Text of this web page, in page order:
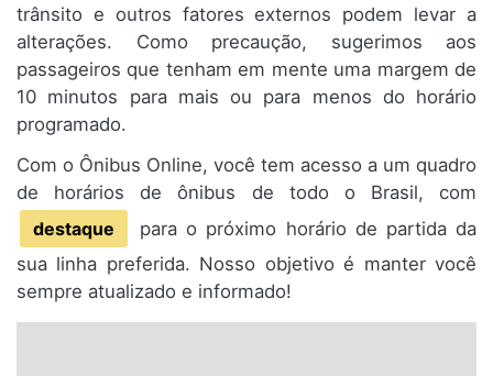
trânsito e outros fatores externos podem levar a
alterações. Como precaução, sugerimos aos
passageiros que tenham em mente uma margem de
10 minutos para mais ou para menos do horário
programado.
Com o Ônibus Online, você tem acesso a um quadro
de horários de ônibus de todo o Brasil, com
destaque
para o próximo horário de partida da
sua linha preferida. Nosso objetivo é manter você
sempre atualizado e informado!